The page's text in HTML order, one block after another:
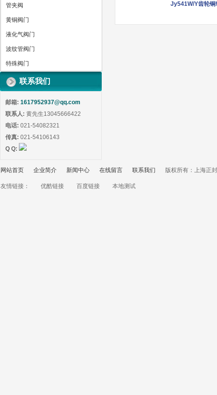
管夹阀
黄铜阀门
液化气阀门
波纹管阀门
特殊阀门
联系我们
邮箱: 1617952937@qq.com
联系人: 黄先生13045666422
电话: 021-54082321
传真: 021-54106143
Q Q:
Jy541W/Y齿轮铜
网站首页 企业简介 新闻中心 在线留言 联系我们 版权所有：上海正
友情链接： 优酷链接 百度链接 本地测试